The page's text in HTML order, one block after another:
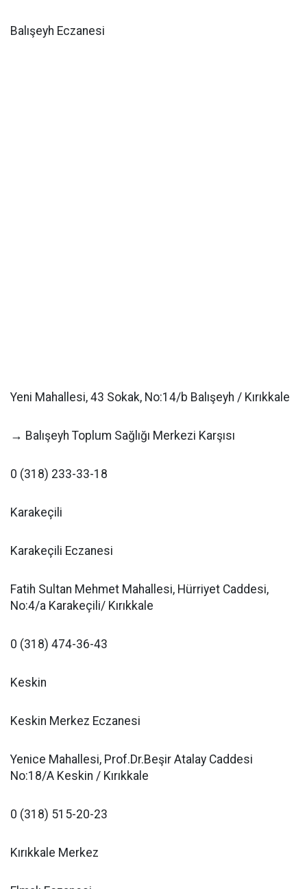
Balışeyh Eczanesi
Yeni Mahallesi, 43 Sokak, No:14/b Balışeyh / Kırıkkale
→ Balışeyh Toplum Sağlığı Merkezi Karşısı
0 (318) 233-33-18
Karakeçili
Karakeçili Eczanesi
Fatih Sultan Mehmet Mahallesi, Hürriyet Caddesi,
No:4/a Karakeçili/ Kırıkkale
0 (318) 474-36-43
Keskin
Keskin Merkez Eczanesi
Yenice Mahallesi, Prof.Dr.Beşir Atalay Caddesi
No:18/A Keskin / Kırıkkale
0 (318) 515-20-23
Kırıkkale Merkez